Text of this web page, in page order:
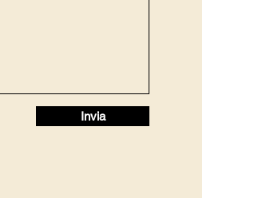
Invia